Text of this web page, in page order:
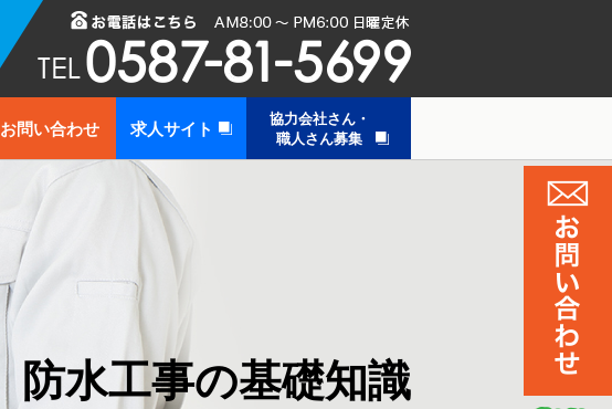
お問い合わせ 求人サイト
協力会社さん・
職人さん募集
防水工事の基礎知識